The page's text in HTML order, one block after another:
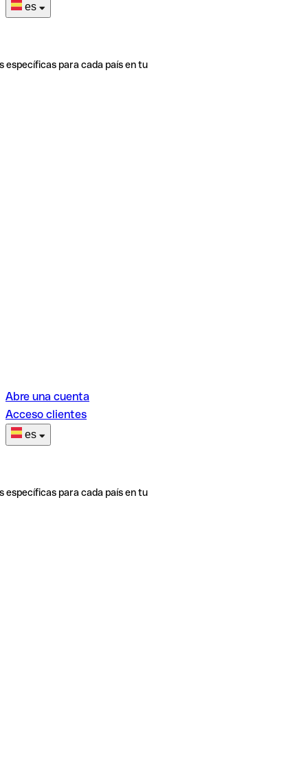
es
específicas para cada país en tu
Abre una cuenta
Acceso clientes
es
específicas para cada país en tu